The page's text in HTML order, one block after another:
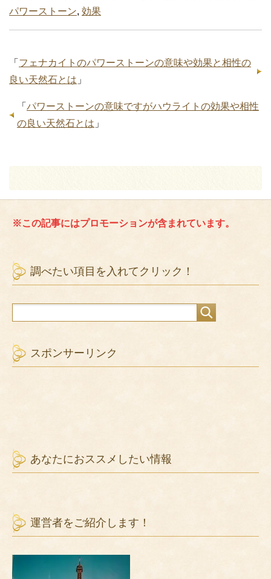
パワーストーン, 効果
「 フェナカイトのパワーストーンの意味や効果と相性の
良い天然石とは 」
「 パワーストーンの意味ですがハウライトの効果や相性
の良い天然石とは 」
※この記事にはプロモーションが含まれています。
調べたい項目を入れてクリック！
スポンサーリンク
あなたにおススメしたい情報
運営者をご紹介します！